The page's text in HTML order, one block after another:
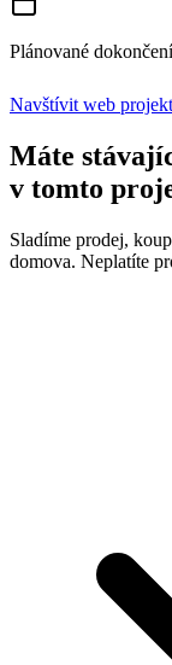
Plánované
Navštívit web
Máte
v tomto
Sladíme prodej,
domova. Neplatíte